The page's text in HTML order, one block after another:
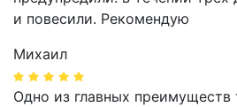
и повесили. Рекомендую
Михаил
Одно из главных преимуществ